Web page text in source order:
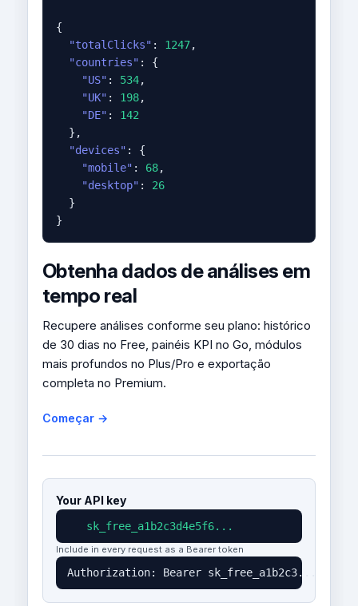
{
"totalClicks" : 1247,
"countries" : {
"US" : 534,
"UK" : 198,
"DE" : 142
  },
"devices" : {
"mobile" : 68,
"desktop" : 26
  }
}
Obtenha dados de análises em
tempo real
Recupere análises conforme seu plano: histórico
de 30 dias no Free, painéis KPI no Go, módulos
mais profundos no Plus/Pro e exportação
completa no Premium.
Começar →
Your API key
sk_free_a1b2c3d4e5f6...
Include in every request as a Bearer token
Authorization: Bearer sk_free_a1b2c3...